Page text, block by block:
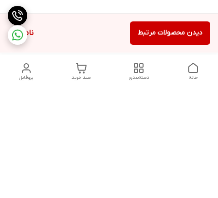
ناموجود دیدن محصولات مرتبط
پروفایل سبد خرید دسته‌بندی خانه